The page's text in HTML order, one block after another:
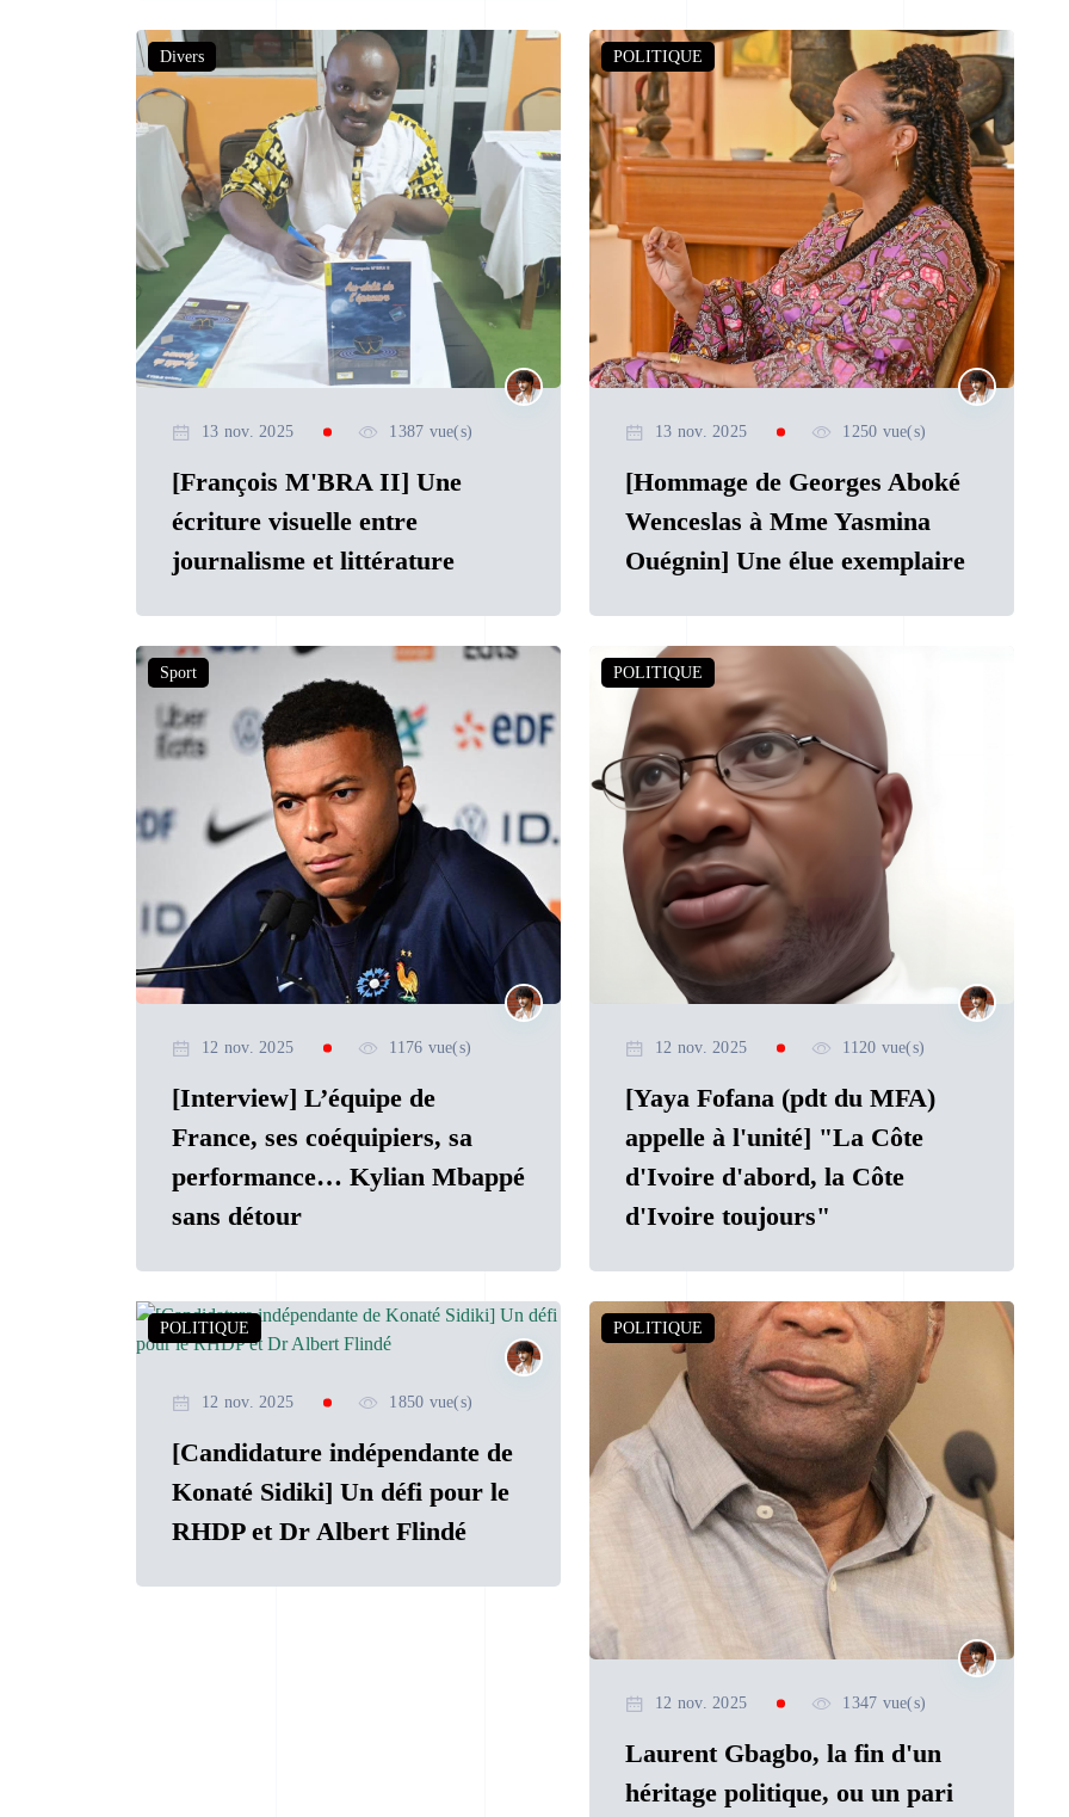
Divers
13 nov. 2025 1387 vue(s)
[François M'BRA II] Une
écriture visuelle entre
journalisme et littérature
POLITIQUE
13 nov. 2025 1250 vue(s)
[Hommage de Georges Aboké
Wenceslas à Mme Yasmina
Ouégnin] Une élue exemplaire
Sport
12 nov. 2025 1176 vue(s)
[Interview] L’équipe de
France, ses coéquipiers, sa
performance… Kylian Mbappé
sans détour
POLITIQUE
12 nov. 2025 1120 vue(s)
[Yaya Fofana (pdt du MFA)
appelle à l'unité] "La Côte
d'Ivoire d'abord, la Côte
d'Ivoire toujours"
POLITIQUE
12 nov. 2025 1850 vue(s)
[Candidature indépendante de
Konaté Sidiki] Un défi pour le
RHDP et Dr Albert Flindé
POLITIQUE
12 nov. 2025 1347 vue(s)
Laurent Gbagbo, la fin d'un
héritage politique, ou un pari